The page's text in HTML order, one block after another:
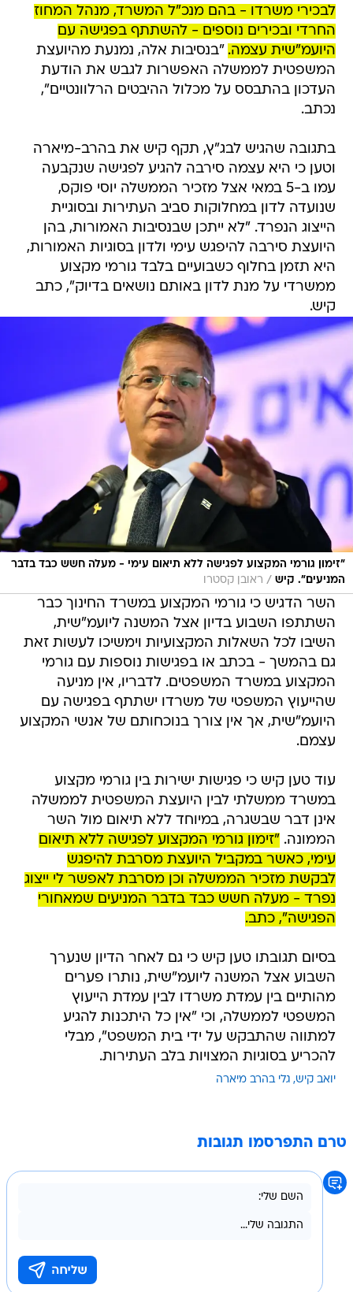
לבכירי משרדו - בהם מנכ"ל המשרד, מנהל המחוז
החרדי ובכירים נוספים - להשתתף בפגישה עם
היועמ"שית עצמה. "בנסיבות אלה, נמנעת מהיועצת
המשפטית לממשלה האפשרות לגבש את הודעת
העדכון בהתבסס על מכלול ההיבטים הרלוונטיים",
נכתב.
בתגובה שהגיש לבג"ץ, תקף קיש את בהרב-מיארה
וטען כי היא עצמה סירבה להגיע לפגישה שנקבעה
עמו ב-5 במאי אצל מזכיר הממשלה יוסי פוקס,
שנועדה לדון במחלוקות סביב העתירות ובסוגיית
הייצוג הנפרד. "לא ייתכן שבנסיבות האמורות, בהן
היועצת סירבה להיפגש עימי ולדון בסוגיות האמורות,
היא תזמן בחלוף כשבועיים בלבד גורמי מקצוע
ממשרדי על מנת לדון באותם נושאים בדיוק", כתב
קיש.
"זימון גורמי המקצוע לפגישה ללא תיאום עימי - מעלה חשש כבד בדבר
המניעים". קיש / ראובן קסטרו
השר הדגיש כי גורמי המקצוע במשרד החינוך כבר
השתתפו השבוע בדיון אצל המשנה ליועמ"שית,
השיבו לכל השאלות המקצועיות וימשיכו לעשות זאת
גם בהמשך - בכתב או בפגישות נוספות עם גורמי
המקצוע במשרד המשפטים. לדבריו, אין מניעה
שהייעוץ המשפטי של משרדו ישתתף בפגישה עם
היועמ"שית, אך אין צורך בנוכחותם של אנשי המקצוע
עצמם.
עוד טען קיש כי פגישות ישירות בין גורמי מקצוע
במשרד ממשלתי לבין היועצת המשפטית לממשלה
אינן דבר שבשגרה, במיוחד ללא תיאום מול השר
הממונה. "זימון גורמי המקצוע לפגישה ללא תיאום
עימי, כאשר במקביל היועצת מסרבת להיפגש
לבקשת מזכיר הממשלה וכן מסרבת לאפשר לי ייצוג
נפרד - מעלה חשש כבד בדבר המניעים שמאחורי
הפגישה", כתב.
בסיום תגובתו טען קיש כי גם לאחר הדיון שנערך
השבוע אצל המשנה ליועמ"שית, נותרו פערים
מהותיים בין עמדת משרדו לבין עמדת הייעוץ
המשפטי לממשלה, וכי "אין כל היתכנות להגיע
למתווה שהתבקש על ידי בית המשפט", מבלי
להכריע בסוגיות המצויות בלב העתירות.
יואב קיש גלי בהרב מיארה
טרם התפרסמו תגובות